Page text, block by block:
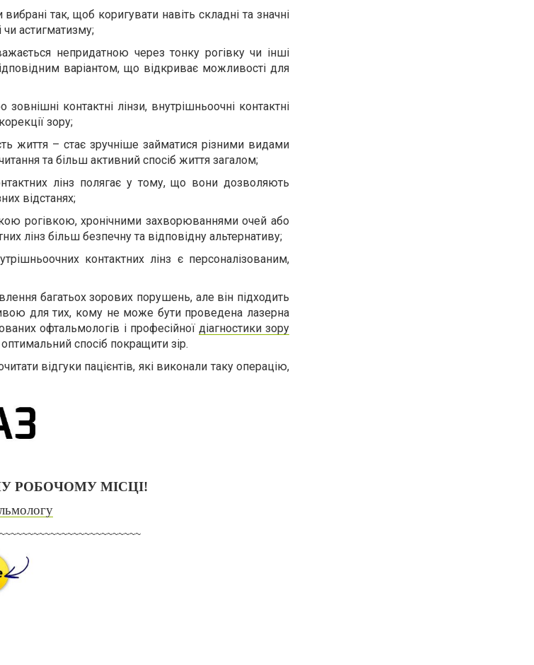
так, щоб коригувати навіть складні та значні
чи астигматизму;
непридатною через тонку рогівку чи інші
варіантом, що відкриває можливості для
контактні лінзи, внутрішньоочні контактні
зору;
життя – стає зручніше займатися різними видами
та більш активний спосіб життя загалом;
лінз полягає у тому, що вони дозволяють
відстанях;
рогівкою, хронічними захворюваннями очей або
лінз більш безпечну та відповідну альтернативу;
контактних лінз є персоналізованим,
багатьох зорових порушень, але він підходить
для тих, кому не може бути проведена лазерна
офтальмологів і професійної діагностики зору
спосіб покращити зір.
відгуки пацієнтів, які виконали таку операцію,
РОБОЧОМУ МІСЦІ!